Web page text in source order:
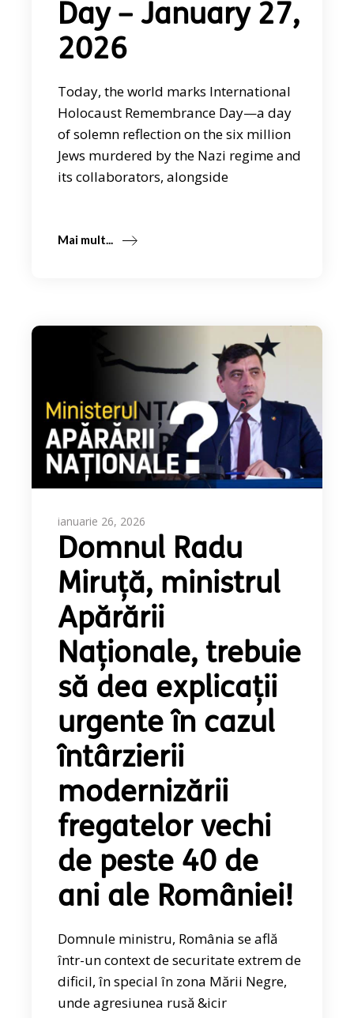
Day – January 27,
2026
Today, the world marks International
Holocaust Remembrance Day—a day
of solemn reflection on the six million
Jews murdered by the Nazi regime and
its collaborators, alongside
Mai mult...
ianuarie 26, 2026
Domnul Radu
Miruță, ministrul
Apărării
Naționale, trebuie
să dea explicații
urgente în cazul
întârzierii
modernizării
fregatelor vechi
de peste 40 de
ani ale României!
Domnule ministru, România se află
într-un context de securitate extrem de
dificil, în special în zona Mării Negre,
unde agresiunea rusă &icir